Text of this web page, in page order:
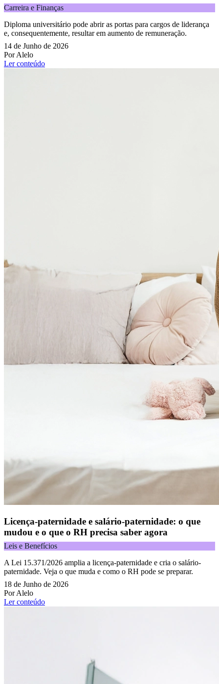
Carreira e Finanças
Diploma universitário pode abrir as portas para cargos de liderança
e, consequentemente, resultar em aumento de remuneração.
14 de Junho de 2026
Por Alelo
Ler conteúdo
Licença-paternidade e salário-paternidade: o que
mudou e o que o RH precisa saber agora
Leis e Benefícios
A Lei 15.371/2026 amplia a licença-paternidade e cria o salário-
paternidade. Veja o que muda e como o RH pode se preparar.
18 de Junho de 2026
Por Alelo
Ler conteúdo